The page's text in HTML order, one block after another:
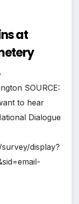
at
SOURCE:
to hear
Dialogue
display?